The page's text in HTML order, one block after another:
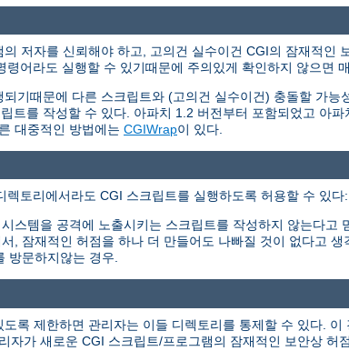
저자를 신뢰해야 하고, 고의건 실수이건 CGI의 잠재적인
어라도 실행할 수 있기때문에 주의있게 확인하지 않으면
기때문에 다른 스크립트와 (고의건 실수이건) 충돌할 가
트를 작성할 수 있다. 아파치 1.2 버전부터 포함되었고 아
대중적인 방법에는 CGIWrap이 있다.
토리에서라도 CGI 스크립트를 실행하도록 허용할 수 있다:
스템을 공격에 노출시키는 스크립트를 작성하지 않는다고
, 잠재적인 허점을 하나 더 만들어도 나빠질 것이 없다고 생
방문하지않는 경우.
록 제한하면 관리자는 이들 디렉토리를 통제할 수 있다.
자가 새로운 CGI 스크립트/프로그램의 잠재적인 보안상 허